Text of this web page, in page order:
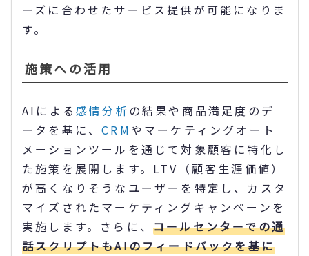
ーズに合わせたサービス提供が可能になりま
す。
施策への活用
AIによる 感情分析の結果や商品満足度のデ
ータを基に、CRMやマーケティングオート
メーションツールを通じて対象顧客に特化し
た施策を展開します。LTV（顧客生涯価値）
が高くなりそうなユーザーを特定し、カスタ
マイズされたマーケティングキャンペーンを
実施します。さらに、 コールセンターでの通
話スクリプトもAIのフィードバックを基に